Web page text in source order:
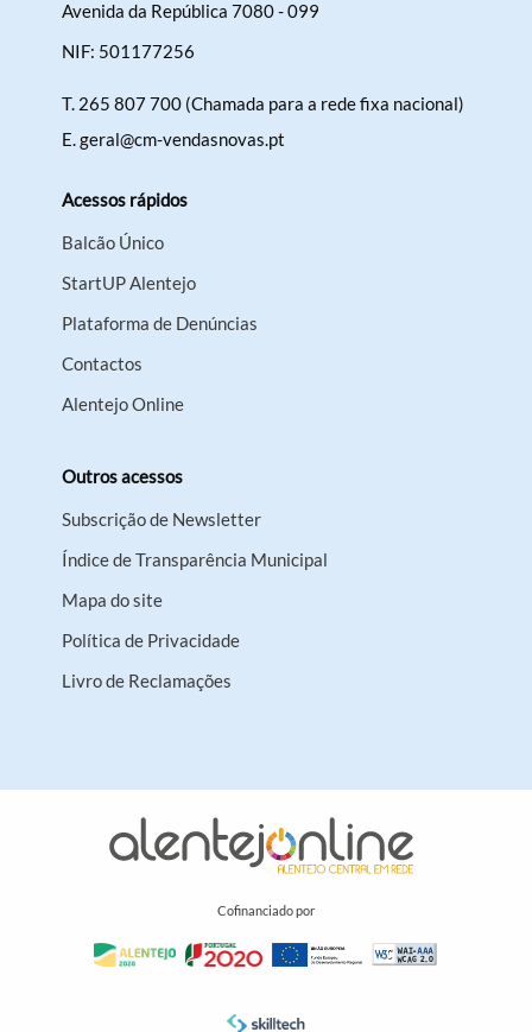
Avenida da República 7080 - 099
NIF: 501177256
T. 265 807 700 (Chamada para a rede fixa nacional)
E.geral@cm-vendasnovas.pt
Acessos rápidos
Balcão Único
StartUP Alentejo
Plataforma de Denúncias
Contactos
Alentejo Online
Outros acessos
Subscrição de Newsletter
Índice de Transparência Municipal
Mapa do site
Política de Privacidade
Livro de Reclamações
Cofinanciado por